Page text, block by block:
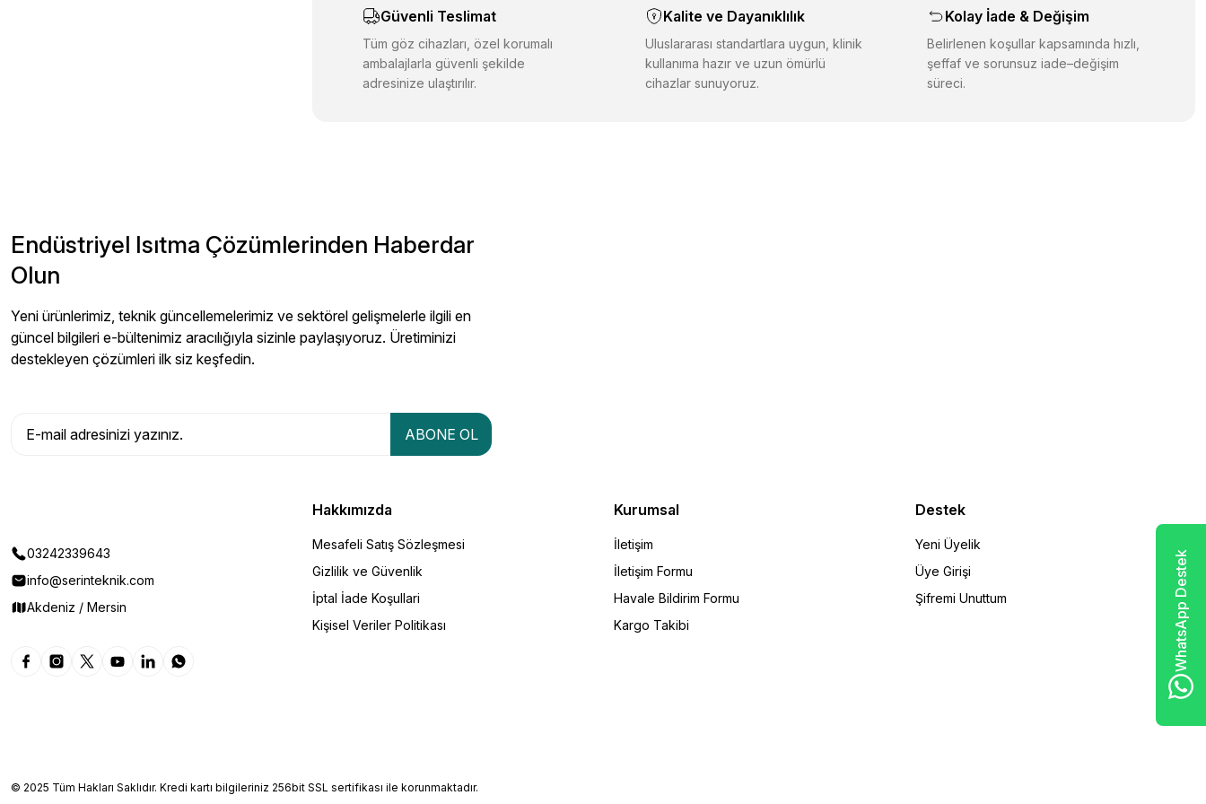
Ürün fiyatı diğer sitelerden daha pahalı.
Bu ürüne benzer farklı alternatifler olmalı.
Güvenli Teslimat
Tüm göz cihazları, özel korumalı
ambalajlarla güvenli şekilde
adresinize ulaştırılır.
Kalite ve Dayanıklılık
Uluslararası standartlara uygun, klinik
kullanıma hazır ve uzun ömürlü
cihazlar sunuyoruz.
Kolay İade & Değişim
Belirlenen koşullar kapsamında hızlı,
şeffaf ve sorunsuz iade–değişim
süreci.
Endüstriyel Isıtma Çözümlerinden Haberdar
Olun
Yeni ürünlerimiz, teknik güncellemelerimiz ve sektörel gelişmelerle ilgili en
güncel bilgileri e-bültenimiz aracılığıyla sizinle paylaşıyoruz. Üretiminizi
destekleyen çözümleri ilk siz keşfedin.
ABONE OL
03242339643
info@serinteknik.com
Akdeniz / Mersin
Hakkımızda
Mesafeli Satış Sözleşmesi
Gizlilik ve Güvenlik
İptal İade Koşullari
Kişisel Veriler Politikası
Kurumsal
İletişim
İletişim Formu
Havale Bildirim Formu
Kargo Takibi
Destek
Yeni Üyelik
Üye Girişi
Şifremi Unuttum
© 2025 Tüm Hakları Saklıdır. Kredi kartı bilgileriniz 256bit SSL sertifikası ile korunmaktadır.
WhatsApp Destek